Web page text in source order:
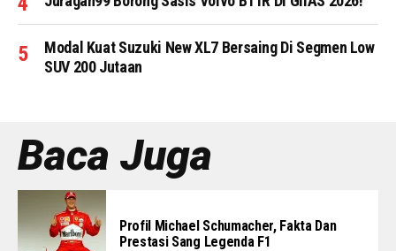
Modal Kuat Suzuki New XL7 Bersaing Di Segmen Low
SUV 200 Jutaan
Baca Juga
Profil Michael Schumacher, Fakta Dan
Prestasi Sang Legenda F1